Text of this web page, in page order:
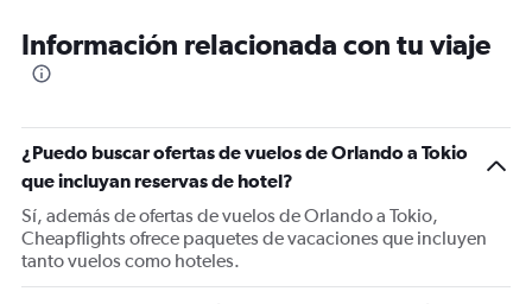
Información relacionada con tu viaje
¿Puedo buscar ofertas de vuelos de Orlando a Tokio
que incluyan reservas de hotel?
Sí, además de ofertas de vuelos de Orlando a Tokio,
Cheapflights ofrece paquetes de vacaciones que incluyen
tanto vuelos como hoteles.